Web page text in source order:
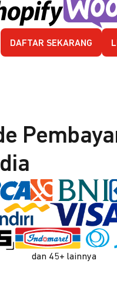
DAFTAR SEKARANG
dan 45+ lainnya